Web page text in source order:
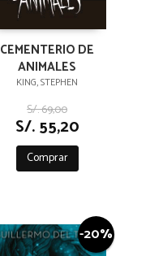
CEMENTERIO DE
ANIMALES
KING, STEPHEN
S/. 69,00
S/. 55,20
Comprar
-20%